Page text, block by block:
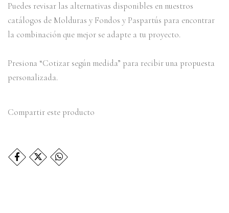
Puedes revisar las alternativas disponibles en nuestros
catálogos de Molduras y Fondos y Paspartús para encontrar
la combinación que mejor se adapte a tu proyecto.
Presiona “Cotizar según medida” para recibir una propuesta
personalizada.
Compartir este producto